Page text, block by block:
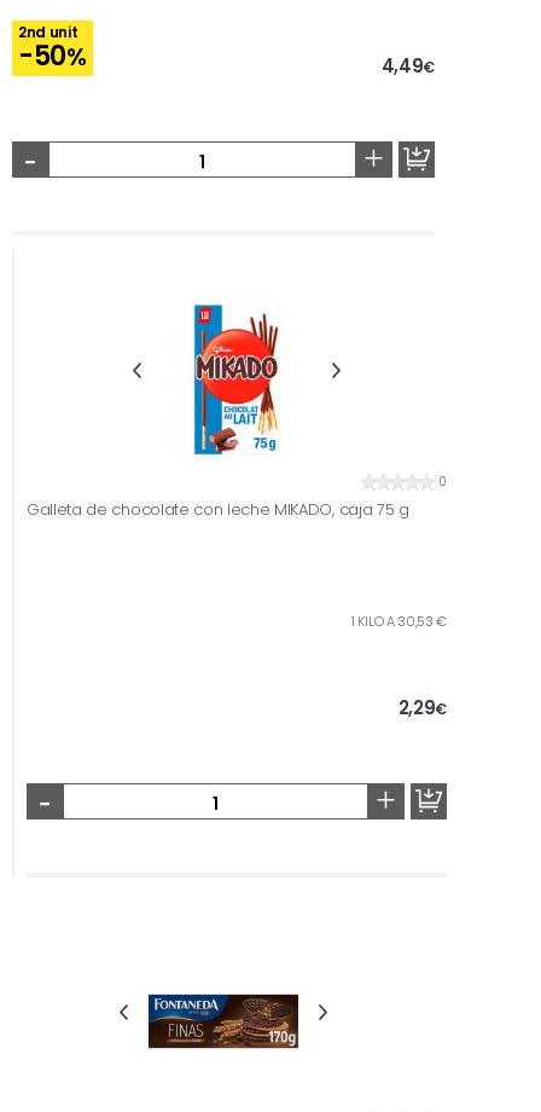
2nd unit
-50% 4,49€
- +
0
Galleta de chocolate con leche MIKADO, caja 75 g
1 KILO A 30,53 €
2,29€
- +